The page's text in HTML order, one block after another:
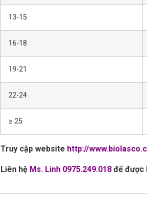
13-15
16-18
19-21
22-24
≥ 25
Truy cập website http://
Liên hệ Ms. Linh 0975.249.018 để được